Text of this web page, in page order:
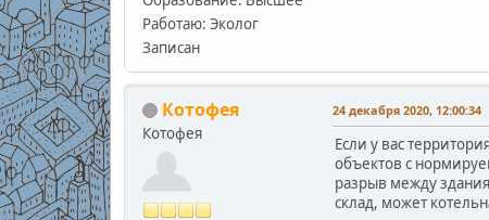
Работаю: Эколог
Записан
Котофея
Котофея
24 декабря 2020, 12:00:34
Если у вас
объектов с
разрыв между
склад, может